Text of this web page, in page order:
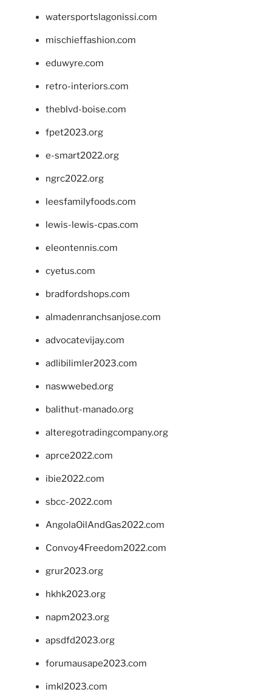
watersportslagonissi.com
mischieffashion.com
eduwyre.com
retro-interiors.com
theblvd-boise.com
fpet2023.org
e-smart2022.org
ngrc2022.org
leesfamilyfoods.com
lewis-lewis-cpas.com
eleontennis.com
cyetus.com
bradfordshops.com
almadenranchsanjose.com
advocatevijay.com
adlibilimler2023.com
naswwebed.org
balithut-manado.org
alteregotradingcompany.org
aprce2022.com
ibie2022.com
sbcc-2022.com
AngolaOilAndGas2022.com
Convoy4Freedom2022.com
grur2023.org
hkhk2023.org
napm2023.org
apsdfd2023.org
forumausape2023.com
imkl2023.com